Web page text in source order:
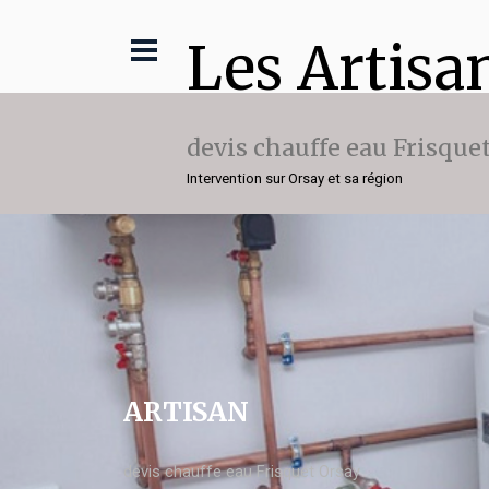
Les
devis chauffe eau
Intervention sur Orsay et sa région
ARTISAN
devis chauffe eau Frisquet Orsay